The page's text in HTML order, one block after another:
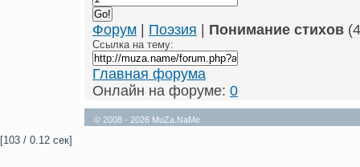
Форум Поэзия Понимание стихов
Ссылка на тему:
Главная форума
Онлайн на форуме: 0
© 2008 - 2026 MuZa.NaMe
[103 / 0.12 сек]